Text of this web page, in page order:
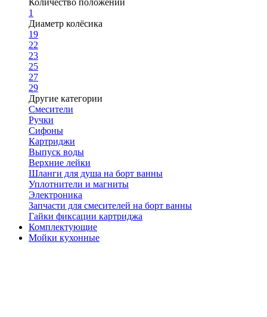
Количество положений
1
Диаметр колёсика
19
22
23
25
27
29
Другие категории
Смесители
Ручки
Сифоны
Картриджи
Выпуск воды
Верхние лейки
Шланги для душа на борт ванны
Уплотнители и магниты
Электроника
Запчасти для смесителей на борт ванны
Гайки фиксации картриджа
Комплектующие
Мойки кухонные